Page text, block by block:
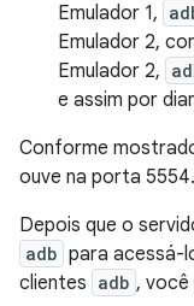
Emulador 1,
Emulador 2,
Emulador 2,
e assim por
Conforme
ouve na porta 5554.
Depois que o
adb para acessá-
clientes adb , você